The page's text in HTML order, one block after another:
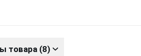
товара (8)